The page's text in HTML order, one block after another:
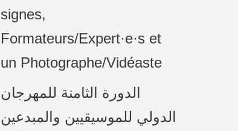
signes,
Formateurs/Expert·e·s et
un Photographe/Vidéaste
الدورة الثامنة للمهرجان
الدولي للموسيقيين والمبدعين